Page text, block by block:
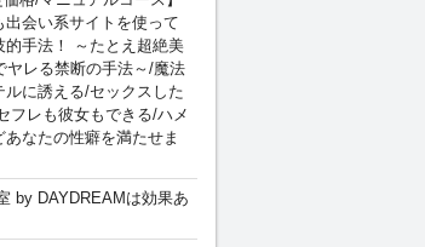
出会い系サイトを使って
手法！ ～たとえ超絶美
ヤレる禁断の手法～/魔法
に誘える/セックスした
フレも彼女もできる/ハメ
なたの性癖を満たせま
by DAYDREAMは効果あ